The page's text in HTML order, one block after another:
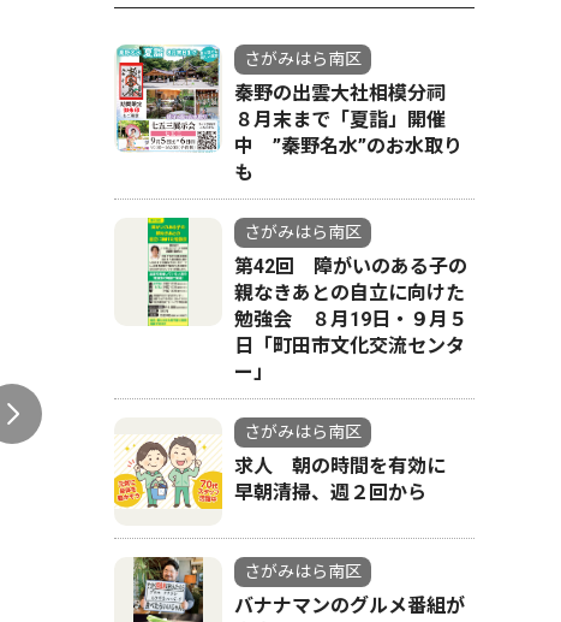
テオテ画面を表示させたスマホを手にする
さがみはら南区
秦野の出雲大社相模分祠
８月末まで「夏詣」開催
中 ”秦野名水”のお水取り
も
さがみはら南区
第42回 障がいのある子の
親なきあとの自立に向けた
勉強会 ８月19日・９月５
日「町田市文化交流センタ
ー」
さがみはら南区
求人 朝の時間を有効に
早朝清掃、週２回から
さがみはら南区
バナナマンのグルメ番組が